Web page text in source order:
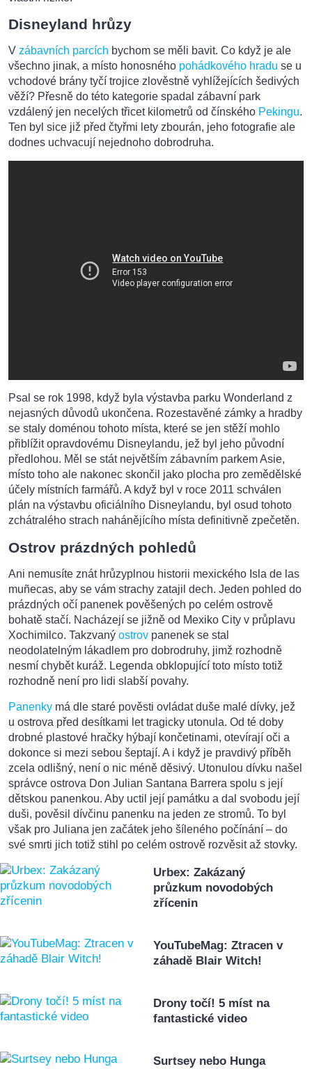
Disneyland hrůzy
V zábavních parcích bychom se měli bavit. Co když je ale
všechno jinak, a místo honosného pohádkového hradu se u
vchodové brány tyčí trojice zlověstně vyhlížejících šedivých
věží? Přesně do této kategorie spadal zábavní park
vzdálený jen necelých třicet kilometrů od čínského Pekingu.
Ten byl sice již před čtyřmi lety zbourán, jeho fotografie ale
dodnes uchvacují nejednoho dobrodruha.
Psal se rok 1998, když byla výstavba parku Wonderland z
nejasných důvodů ukončena. Rozestavěné zámky a hradby
se staly doménou tohoto místa, které se jen stěží mohlo
přiblížit opravdovému Disneylandu, jež byl jeho původní
předlohou. Měl se stát největším zábavním parkem Asie,
místo toho ale nakonec skončil jako plocha pro zemědělské
účely místních farmářů. A když byl v roce 2011 schválen
plán na výstavbu oficiálního Disneylandu, byl osud tohoto
zchátralého strach nahánějícího místa definitivně zpečetěn.
Ostrov prázdných pohledů
Ani nemusíte znát hrůzyplnou historii mexického Isla de las
muñecas, aby se vám strachy zatajil dech. Jeden pohled do
prázdných očí panenek pověšených po celém ostrově
bohatě stačí. Nacházejí se jižně od Mexiko City v průplavu
Xochimilco. Takzvaný ostrov panenek se stal
neodolatelným lákadlem pro dobrodruhy, jimž rozhodně
nesmí chybět kuráž. Legenda obklopující toto místo totiž
rozhodně není pro lidi slabší povahy.
Panenky má dle staré pověsti ovládat duše malé dívky, jež
u ostrova před desítkami let tragicky utonula. Od té doby
drobné plastové hračky hýbají končetinami, otevírají oči a
dokonce si mezi sebou šeptají. A i když je pravdivý příběh
zcela odlišný, není o nic méně děsivý. Utonulou dívku našel
správce ostrova Don Julian Santana Barrera spolu s její
dětskou panenkou. Aby uctil její památku a dal svobodu její
duši, pověsil dívčinu panenku na jeden ze stromů. To byl
však pro Juliana jen začátek jeho šíleného počínání – do
své smrti jich totiž stihl po celém ostrově rozvěsit až stovky.
Urbex: Zakázaný
průzkum novodobých
zřícenin
YouTubeMag: Ztracen v
záhadě Blair Witch!
Drony točí! 5 míst na
fantastické video
Surtsey nebo Hunga